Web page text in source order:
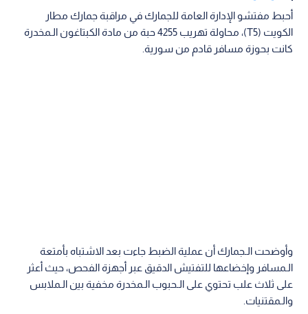
أحبط مفتشو الإدارة العامة للجمارك في مراقبة جمارك مطار
الكويت (T5)، محاولة تهريب 4255 حبة من مادة الكبتاغون الـمخدرة
كانت بحوزة مسافر قادم من سورية.
وأوضحت الـجمارك أن عملية الضبط جاءت بعد الاشتباه بأمتعة
الـمسافر وإخضاعها للتفتيش الدقيق عبر أجهزة الفحص، حيث أعثر
على ثلاث علب تحتوي على الـحبوب الـمخدرة مخفية بين الـملابس
والـمقتنيات.